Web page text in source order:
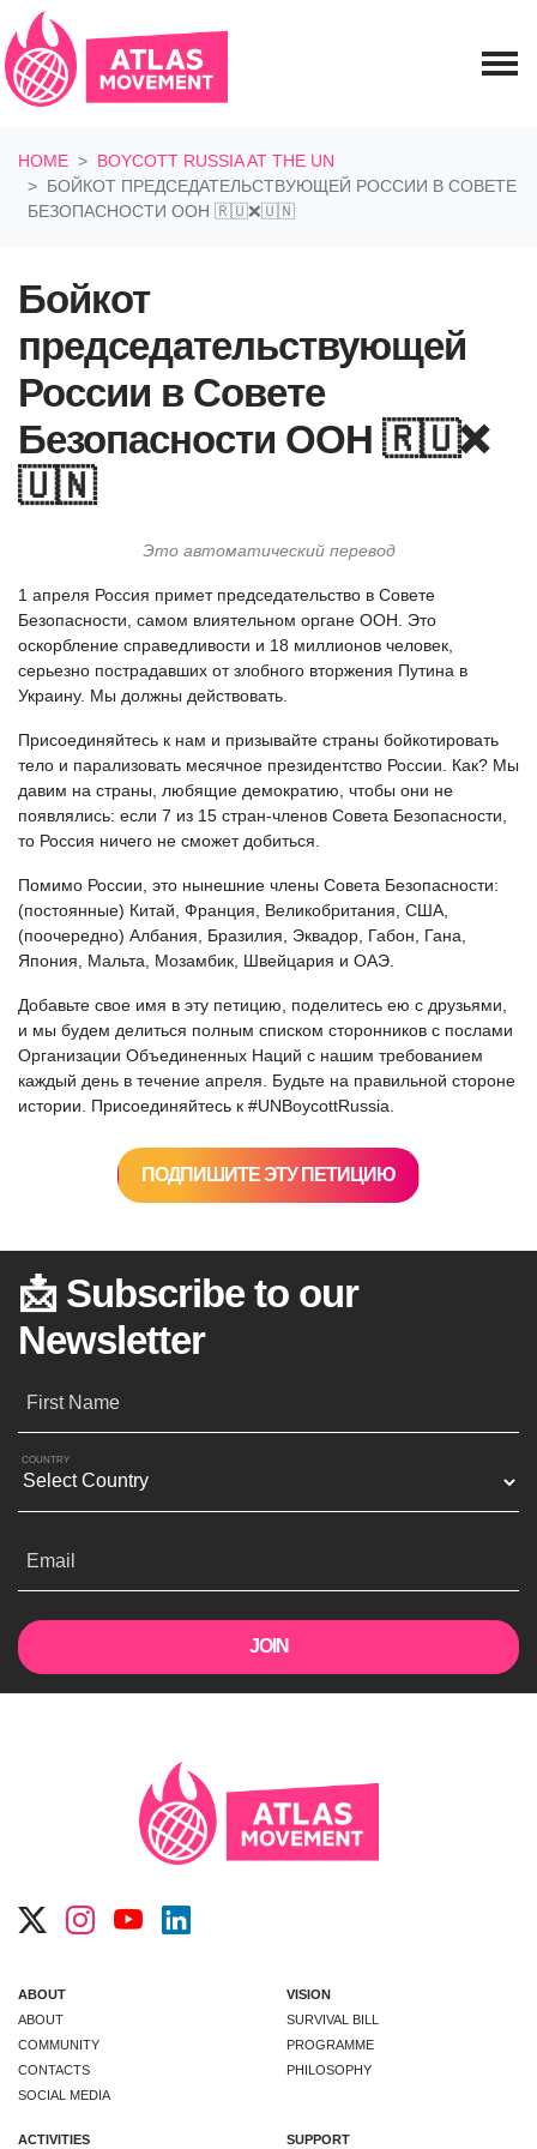
HOME
BOYCOTT RUSSIA AT THE UN
БОЙКОТ ПРЕДСЕДАТЕЛЬСТВУЮЩЕЙ РОССИИ В СОВЕТЕ
БЕЗОПАСНОСТИ ООН 🇷🇺❌🇺🇳
Бойкот
председательствующей
России в Совете
Безопасности ООН 🇷🇺❌
🇺🇳
Это автоматический перевод
1 апреля Россия примет председательство в Совете
Безопасности, самом влиятельном органе ООН. Это
оскорбление справедливости и 18 миллионов человек,
серьезно пострадавших от злобного вторжения Путина в
Украину. Мы должны действовать.
Присоединяйтесь к нам и призывайте страны бойкотировать
тело и парализовать месячное президентство России. Как? Мы
давим на страны, любящие демократию, чтобы они не
появлялись: если 7 из 15 стран-членов Совета Безопасности,
то Россия ничего не сможет добиться.
Помимо России, это нынешние члены Совета Безопасности:
(постоянные) Китай, Франция, Великобритания, США,
(поочередно) Албания, Бразилия, Эквадор, Габон, Гана,
Япония, Мальта, Мозамбик, Швейцария и ОАЭ.
Добавьте свое имя в эту петицию, поделитесь ею с друзьями,
и мы будем делиться полным списком сторонников с послами
Организации Объединенных Наций с нашим требованием
каждый день в течение апреля. Будьте на правильной стороне
истории. Присоединяйтесь к #UNBoycottRussia.
ПОДПИШИТЕ ЭТУ ПЕТИЦИЮ
📩 Subscribe to our
Newsletter
First Name
COUNTRY
Email
ABOUT
ABOUT
COMMUNITY
CONTACTS
SOCIAL MEDIA
VISION
SURVIVAL BILL
PROGRAMME
PHILOSOPHY
ACTIVITIES SUPPORT